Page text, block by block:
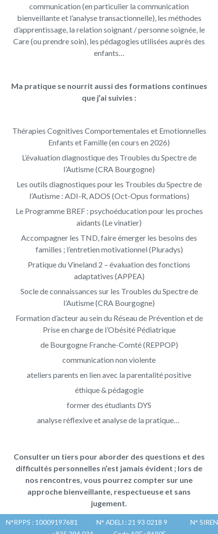
communication (en particulier la communication
bienveillante et l’analyse transactionnelle), les méthodes
d’apprentissage, la relation soignant / personne soignée, le
Care (ou prendre soin), les pédagogies utilisées auprès des
enfants…
Ma pratique se nourrit aussi des formations continues
que j’ai suivies :
Thérapies Cognitives Comportementales et Emotionnelles
Enfants et Famille (en cours en 2026)
L’évaluation diagnostique des Troubles du Spectre de
l’Autisme (CRA Bourgogne)
Les outils diagnostiques pour les Troubles du Spectre de
l’Autisme : ADI-R, ADOS (Oct-Opus formations)
Le Programme BREF : psychoéducation pour les proches
aidants (Le vinatier)
Accompagner les TND, faire émerger les besoins des
familles ; l’entretien motivationnel (Pluradys)
Pratique du Vineland 2 – évaluation des fonctions
adaptatives (APPEA)
Socle de connaissances sur les Troubles du Spectre de
l’Autisme (CRA Bourgogne)
Formation d’acteur au sein du Réseau de Prévention et de
Prise en charge de l’Obésité Pédiatrique
de Bourgogne Franche-Comté (REPPOP)
communication non violente
ateliers parents en lien avec la parentalité positive
éthique & pédagogie
former des étudiants DYS
analyse réflexive et analyse de la pratique…
Consulter un tiers pour aborder des questions et des
difficultés personnelles n’est jamais évident ; lors de
nos rencontres, vous pourrez compter sur une
approche bienveillante, respectueuse et sans
jugement.
N°RPPS : 10009197681 N° ADELI : 21 93 0218 9 N° SIREN